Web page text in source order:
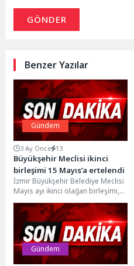
GÖNDER
Benzer Yazılar
Gündem
3 Ay Önce 13
Büyükşehir Meclisi ikinci
birleşimi 15 Mayıs’a ertelendi
İzmir Büyükşehir Belediye Meclisi
Mayıs ayı ikinci olağan birleşimi,
yeterli çoğunluk sağlanamadığı
için 15 Mayıs...
Gündem